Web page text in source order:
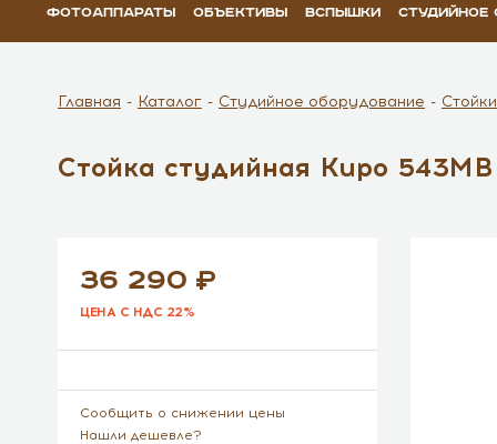
ФОТОАППАРАТЫ ОБЪЕКТИВЫ ВСПЫШКИ СТУДИЙНОЕ
Главная Каталог Студийное оборудование Стойки
Стойка студийная Kupo
36 290
ЦЕНА С НДС 22%
Сообщить о снижении цены
Нашли дешевле?